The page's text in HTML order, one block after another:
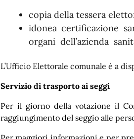
copia della tessera
idonea certificazione
organi dell’azienda
L’Ufficio Elettorale comunale è a
Servizio di trasporto ai seggi
Per il giorno della votazione il
raggiungimento del seggio alle